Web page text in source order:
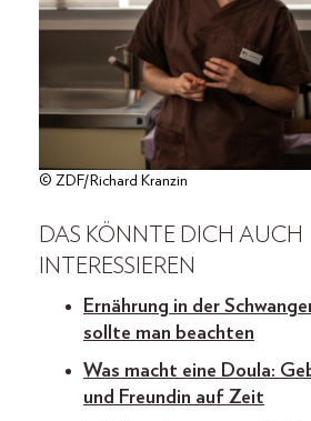
© ZDF/Richard Kranzin
DAS KÖNNTE DICH AUCH
INTERESSIEREN
Ernährung in der
sollte man beachten
Was macht eine Doula:
und Freundin auf Zeit